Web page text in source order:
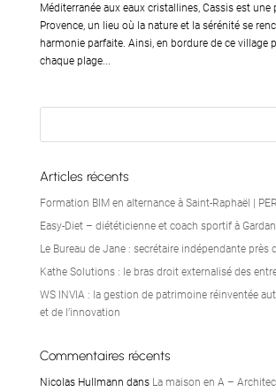
Méditerranée aux eaux cristallines, Cassis est une
Provence, un lieu où la nature et la sérénité se
harmonie parfaite. Ainsi, en bordure de ce village
chaque plage...
Articles récents
Formation BIM en alternance à Saint-Raphaël |
Easy-Diet – diététicienne et coach sportif à
Le Bureau de Jane : secrétaire indépendante près
Kathe Solutions : le bras droit externalisé des
WS INVIA : la gestion de patrimoine réinventée
et de l’innovation
Commentaires récents
Nicolas Hullmann dans La maison en A –